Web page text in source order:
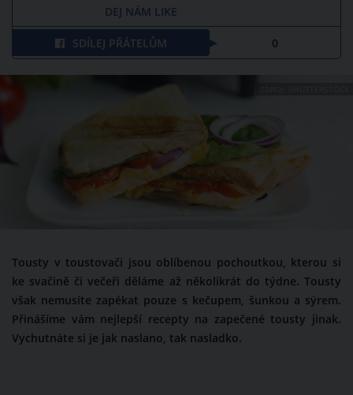
DEJ NÁM LIKE
SDÍLEJ PŘÁTELŮM 0
Tousty v toustovači jsou oblíbenou pochoutkou, kterou si
ke svačině či večeři děláme až několikrát do týdne. Tousty
však nemusíte zapékat pouze s kečupem, šunkou a sýrem.
Přinášíme vám nejlepší recepty na zapečené tousty jinak.
Vychutnáte si je jak naslano, tak nasladko.